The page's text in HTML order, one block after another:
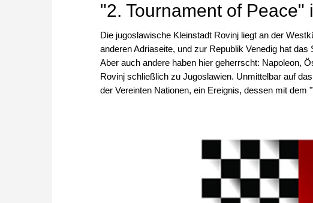
"2. Tournament of Peace"
Die jugoslawische Kleinstadt Rovinj liegt an der
anderen Adriaseite, und zur Republik Venedig hat
Aber auch andere haben hier geherrscht: Napoleon,
Rovinj schließlich zu Jugoslawien. Unmittelbar auf
der Vereinten Nationen, ein Ereignis, dessen mit dem